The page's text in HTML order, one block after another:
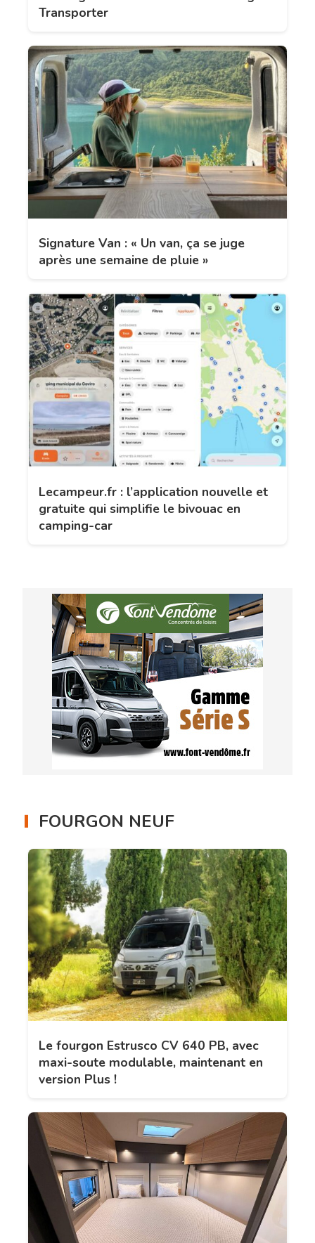
Transporter
Signature Van : « Un van, ça se juge
après une semaine de pluie »
Lecampeur.fr : l’application nouvelle et
gratuite qui simplifie le bivouac en
camping-car
FOURGON NEUF
Le fourgon Estrusco CV 640 PB, avec
maxi-soute modulable, maintenant en
version Plus !